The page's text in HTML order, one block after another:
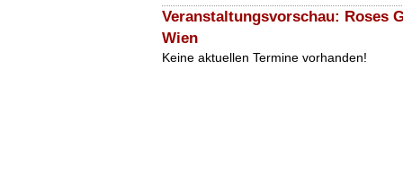
Veranstaltungsvorschau: Roses
Wien
Keine aktuellen Termine vorhanden!